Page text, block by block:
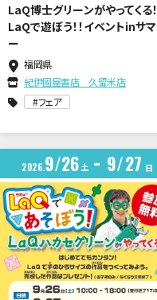
LaQ博士グリーンがやってくる！
LaQで遊ぼう！！イベントinサマ
ー
福岡県
紀伊國屋書店 久留米店
フェア
2026 9 26 土 9 27 日